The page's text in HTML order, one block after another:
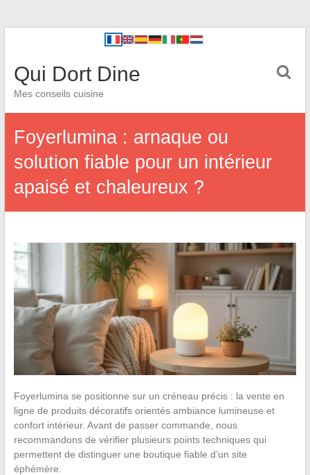
Qui Dort Dine
Mes conseils cuisine
Foyerlumina : arnaque ou
solution fiable pour un intérieur
apaisé et chaleureux ?
Foyerlumina se positionne sur un créneau précis : la vente en
ligne de produits décoratifs orientés ambiance lumineuse et
confort intérieur. Avant de passer commande, nous
recommandons de vérifier plusieurs points techniques qui
permettent de distinguer une boutique fiable d’un site
éphémère.